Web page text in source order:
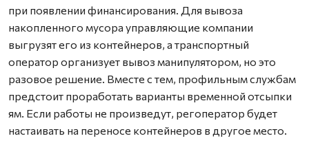
при появлении финансирования. Для вывоза
накопленного мусора управляющие компании
выгрузят его из контейнеров, а транспортный
оператор организует вывоз манипулятором, но это
разовое решение. Вместе с тем, профильным службам
предстоит проработать варианты временной отсыпки
ям. Если работы не произведут, регоператор будет
настаивать на переносе контейнеров в другое место.